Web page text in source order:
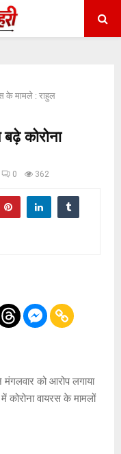
के मामले : राहुल
कोरोना
0 362
मंगलवार को आरोप लगाया
वायरस के मामलों